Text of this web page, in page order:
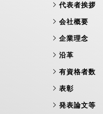
代表者挨拶
会社概要
企業理念
沿革
有資格者数
表彰
発表論文等